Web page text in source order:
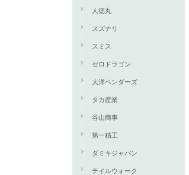
人徳丸
スズナリ
スミス
ゼロドラゴン
大洋ベンダーズ
タカ産業
谷山商事
第一精工
ダミキジャパン
テイルウォーク